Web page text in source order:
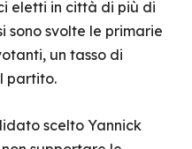
eletti in città di più di
sono svolte le primarie
un tasso di
partito.
scelto Yannick